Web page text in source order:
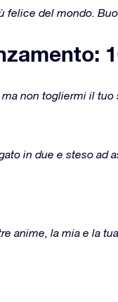
felice del mondo.
non togliermi il tuo
in due e steso ad
anime, la mia e la